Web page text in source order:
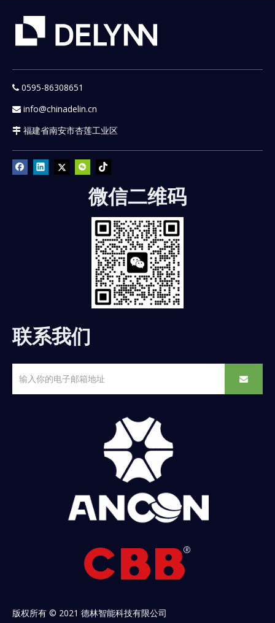
 0595-86308651
 info@chinadelin.cn
 福建省南安市杏莲工业区
微信二维码
联系我们
版权所有 © 2021 德林智能科技有限公司